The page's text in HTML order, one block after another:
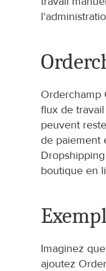
Orderchamp
flux de
peuvent
de paiement
boutique en
Imaginez
ajoutez